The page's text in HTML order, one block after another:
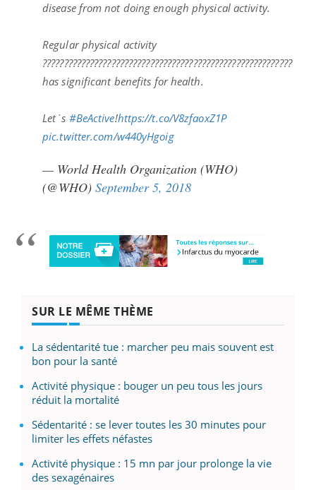
disease from not doing enough physical activity.
Regular physical activity
????‍??????‍??????‍???????‍??????‍??????‍????‍???????‍??????‍??????
has significant benefits for health.
Let`s #BeActive!https://t.co/V8zfaoxZ1P
pic.twitter.com/w440yHgoig
— World Health Organization (WHO)
(@WHO) September 5, 2018
SUR LE MÊME THÈME
La sédentarité tue : marcher peu mais souvent est
bon pour la santé
Activité physique : bouger un peu tous les jours
réduit la mortalité
Sédentarité : se lever toutes les 30 minutes pour
limiter les effets néfastes
Activité physique : 15 mn par jour prolonge la vie
des sexagénaires